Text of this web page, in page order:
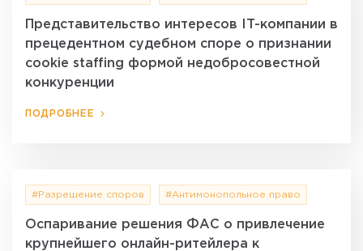
Представительство интересов IT-компании в
прецедентном судебном споре о признании
cookie staffing формой недобросовестной
конкуренции
ПОДРОБНЕЕ
#Разрешение споров #Антимонопольное право
Оспаривание решения ФАС о привлечение
крупнейшего онлайн-ритейлера к